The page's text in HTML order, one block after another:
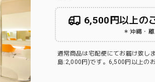
6,500円以上の
＊沖縄・
通常商品は宅配便にてお届け致し
島:2,000円)です。6,500円以上の